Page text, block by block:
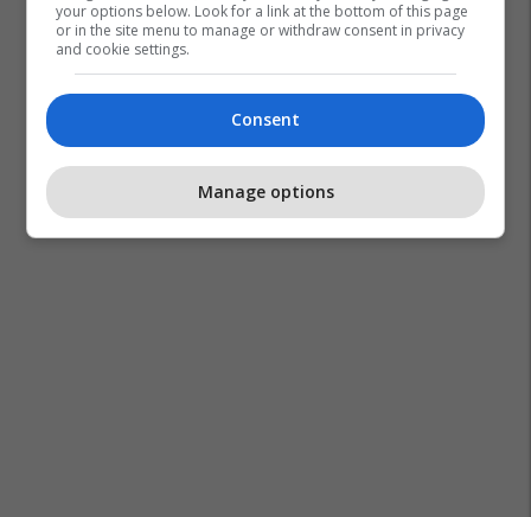
your options below. Look for a link at the bottom of this page
or in the site menu to manage or withdraw consent in privacy
and cookie settings.
Consent
Manage options